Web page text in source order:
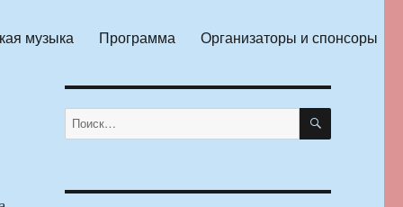
музыка Программа Организаторы и спонсоры
Искать: ПОИСК